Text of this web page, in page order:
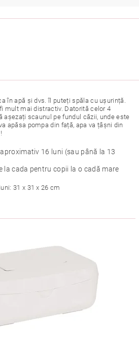
în apă și dvs. îl puteți spăla cu ușurință.
mult mai distractiv. Datorită celor 4
așezați scaunul pe fundul căzii, unde este
apăsa pompa din față, apa va țâșni din
16 luni (sau până la 13
la cada pentru copii la o cadă mare
31 x 31 x 26 cm